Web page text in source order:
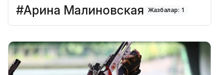
#Арина Малиновская Жазбалар: 1